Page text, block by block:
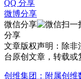
QQ 分享
微博分享
微信分享
分享
文章版权声明：除非
台 原创文章，转载或
创维集团：附属创维